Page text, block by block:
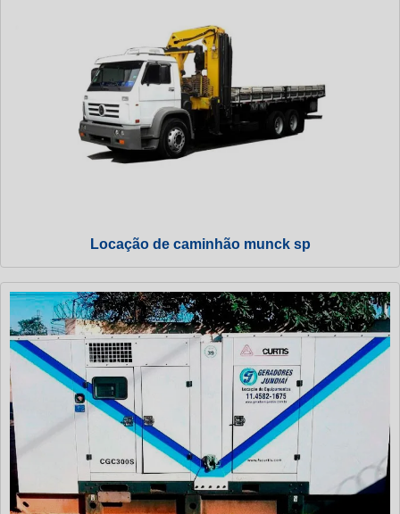
Locação de caminhão munck sp